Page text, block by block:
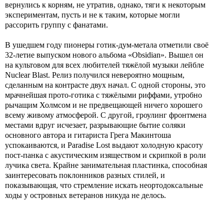
вернулись к корням, не утратив, однако, тяги к некоторым
экспериментам, пусть и не к таким, которые могли
рассорить группу с фанатами.
В ушедшем году пионеры готик-дум-метала отметили своё
32-летие выпуском нового альбома «Obsidian». Вышел он
на культовом для всех любителей тяжёлой музыки лейбле
Nuclear Blast. Релиз получился невероятно мощным,
сделанным на контрасте двух начал. С одной стороны, это
мрачнейшая прото-готика с тяжёлыми риффами, утробно
рычащим Холмсом и не предвещающей ничего хорошего
всему живому атмосферой. С другой, гроулинг фронтмена
местами вдруг исчезает, разрывающие бытие соляки
основного автора и гитариста Грега Макинтоша
успокаиваются, и Paradise Lost выдают холодную красоту
пост-панка с акустическим изяществом и скрипкой в роли
лучика света. Крайне занимательная пластинка, способная
заинтересовать поклонников разных стилей, и
показывающая, что стремление искать неортодоксальные
ходы у островных ветеранов никуда не делось.